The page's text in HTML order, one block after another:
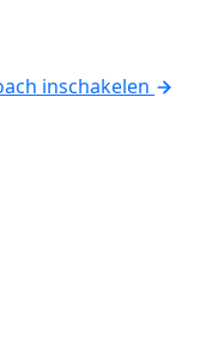
inschakelen